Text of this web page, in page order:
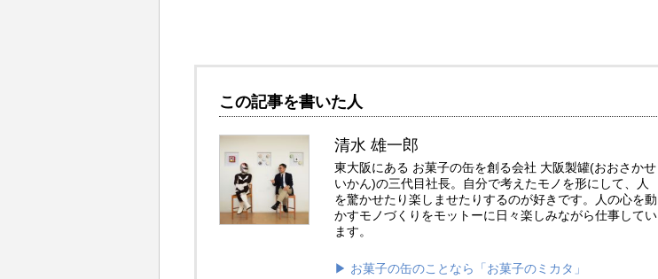
この記事を書いた人
清水 雄一郎
東大阪にある お菓子の缶を創る会社 大阪製罐(おおさかせ
いかん)の三代目社長。自分で考えたモノを形にして、人
を驚かせたり楽しませたりするのが好きです。人の心を動
かすモノづくりをモットーに日々楽しみながら仕事してい
ます。
▶︎ お菓子の缶のことなら「お菓子のミカタ」